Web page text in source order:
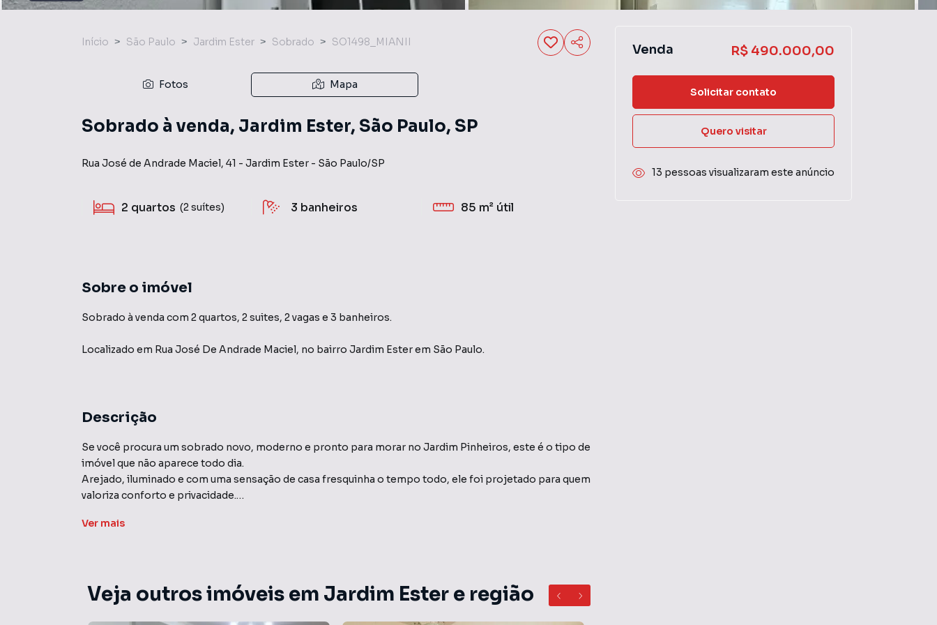
Início São Paulo Jardim Ester Sobrado SO1498_MIANII
Fotos Mapa
Sobrado à venda, Jardim Ester, São Paulo, SP
Rua José de Andrade Maciel, 41 - Jardim Ester - São Paulo/SP
2 quartos (2 suítes) 3 banheiros 85 m² útil
Sobre o imóvel
Sobrado à venda com 2 quartos, 2 suites, 2 vagas e 3 banheiros.
Localizado em Rua José De Andrade Maciel, no bairro Jardim Esterem São Paulo.
Descrição
Se você procura um sobrado novo, moderno e pronto para morar no Jardim Pinheiros, este é o tipo de
imóvel que não aparece todo dia.
Arejado, iluminado e com uma sensação de casa fresquinha o tempo todo, ele foi projetado para quem
valoriza conforto e privacidade.
Localizado em uma rua calma e residencial, o sobrado entrega qualidade de vida sem abrir mão da
Os quartos são amplos e todos com suíte, garantindo privacidade e praticidade para toda a família.
Nada de fila de banheiro, nada de bagunça, cada morador tem seu próprio espaço.
Ver mais
Veja outros imóveis em Jardim Ester e região
Venda R$ 490.000,00
Solicitar contato
Quero visitar
13 pessoas visualizaram este anúncio